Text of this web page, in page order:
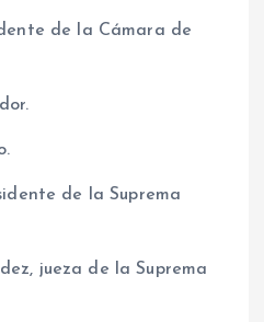
de la Cámara de
de la Suprema
jueza de la Suprema